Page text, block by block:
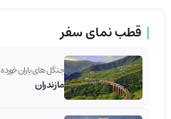
| قطب نمای سفر
جنگل های باران خورده
مازندران